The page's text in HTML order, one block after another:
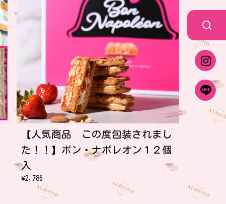
【人気商品 この度包装されまし
た！！】ボン・ナポレオン１２個
入
¥2,786